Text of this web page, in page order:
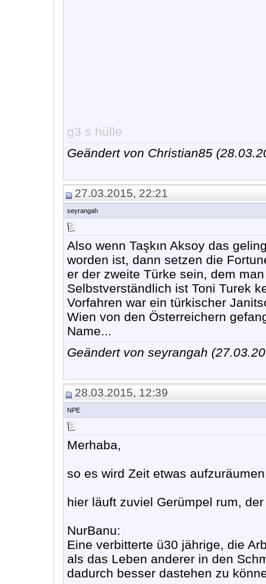
g3 s hülle
Geändert von Christian85
27.03.2015, 22:21
seyrangah
Also wenn Taşkın Aksoy das
worden ist, dann setzen die
er der zweite Türke sein, dem
Selbstverständlich ist Toni Turek
Vorfahren war ein türkischer
Wien von den Österreichern
Name...
Geändert von seyrangah
28.03.2015, 12:39
NPE
Merhaba,
so es wird Zeit etwas
hier läuft zuviel Gerümpel rum,
NurBanu:
Eine verbitterte ü30 jährige, die
als das Leben anderer in den
dadurch besser dastehen zu